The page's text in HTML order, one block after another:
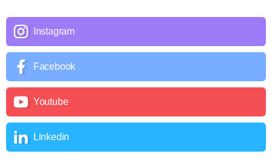
Instagram
Facebook
Youtube
Linkedin